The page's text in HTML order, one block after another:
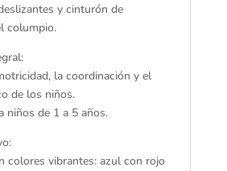
y cinturón de
columpio.
la coordinación y el
de los niños.
niños de 1 a 5 años.
colores vibrantes: azul con rojo